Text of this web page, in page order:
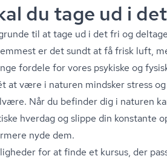
du tage ud i
til at tage ud i det fri og
er det sundt at få frisk luft,
fordele for vores psykiske og
at være i naturen mindsker stress
Når du befinder dig i naturen
hverdag og slippe din konstante
nyde dem.
for at finde et kursus, der